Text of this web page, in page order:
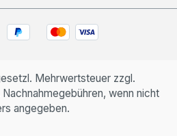
Mehrwertsteuer zzgl.
wenn nicht
angegeben.